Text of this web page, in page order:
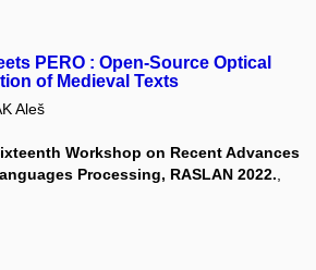
PERO : Open-Source Optical
of Medieval Texts
Aleš
Workshop on Recent Advances
Processing, RASLAN 2022.